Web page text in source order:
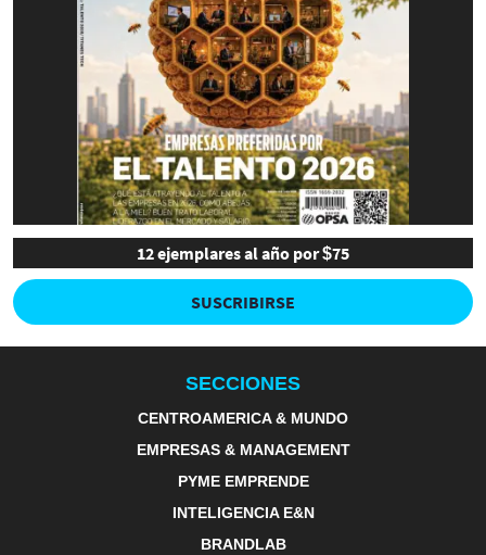
12 ejemplares al año por $75
SUSCRIBIRSE
SECCIONES
CENTROAMERICA & MUNDO
EMPRESAS & MANAGEMENT
PYME EMPRENDE
INTELIGENCIA E&N
BRANDLAB